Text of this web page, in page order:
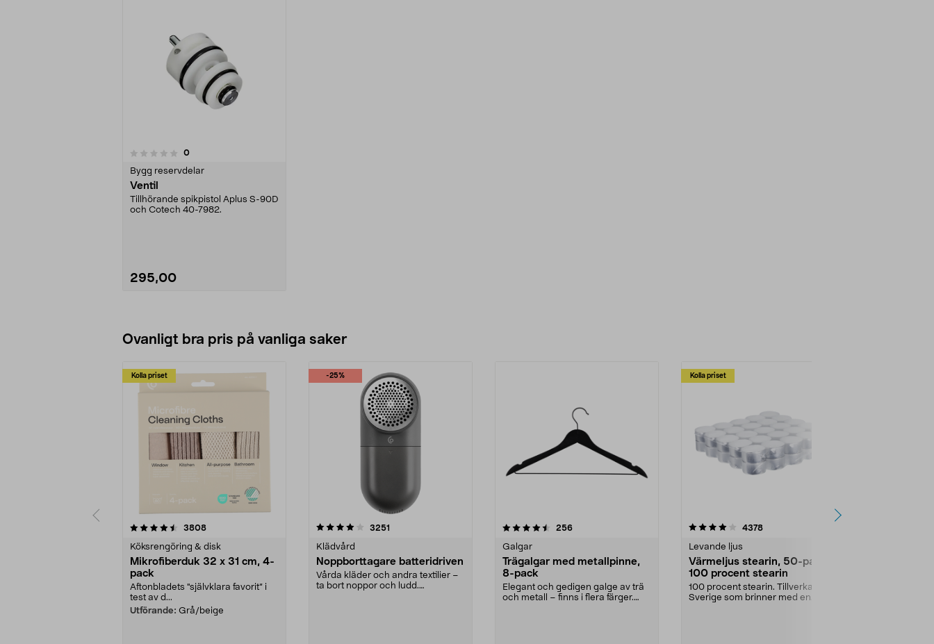
0recensioner
Bygg reservdelar
Ventil
Tillhörande spikpistol Aplus S-90D
och Cotech 40-7982.
295,00
Ovanligt bra pris på vanliga saker
Kolla priset
3808recensioner
Köksrengöring & disk
Mikrofiberduk 32 x 31 cm, 4-
pack
Aftonbladets "självklara favorit” i
test av d...
Utförande: Grå/beige
-25%
4.0av 5 stjärnor 3251
Klädvård
Noppborttagare batteridriven
Vårda kläder och andra textilier –
ta bort noppor och ludd.
4.5av 5 stjärnor 256recensioner
Galgar
Trägalgar med metallpinne,
8-pack
Elegant och gedigen galge av trä
och metall – finns i flera färger.
Kolla priset
4.0av 5 stjärnor 4378recensioner
Levande ljus
Värmeljus stearin, 50-pack,
100 procent stearin
100 procent stearin. Tillverkade i
Sverige som brinner med en
4.5av 5 stjärnor